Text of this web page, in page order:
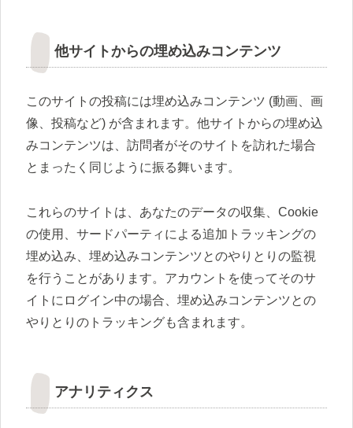
他サイトからの埋め込みコンテンツ
このサイトの投稿には埋め込みコンテンツ (動画、画
像、投稿など) が含まれます。他サイトからの埋め込
みコンテンツは、訪問者がそのサイトを訪れた場合
とまったく同じように振る舞います。
これらのサイトは、あなたのデータの収集、Cookie
の使用、サードパーティによる追加トラッキングの
埋め込み、埋め込みコンテンツとのやりとりの監視
を行うことがあります。アカウントを使ってそのサ
イトにログイン中の場合、埋め込みコンテンツとの
やりとりのトラッキングも含まれます。
アナリティクス